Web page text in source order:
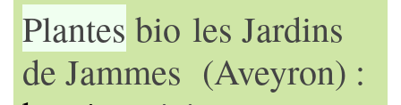
Plantes bio les Jardins
de Jammes (Aveyron) :